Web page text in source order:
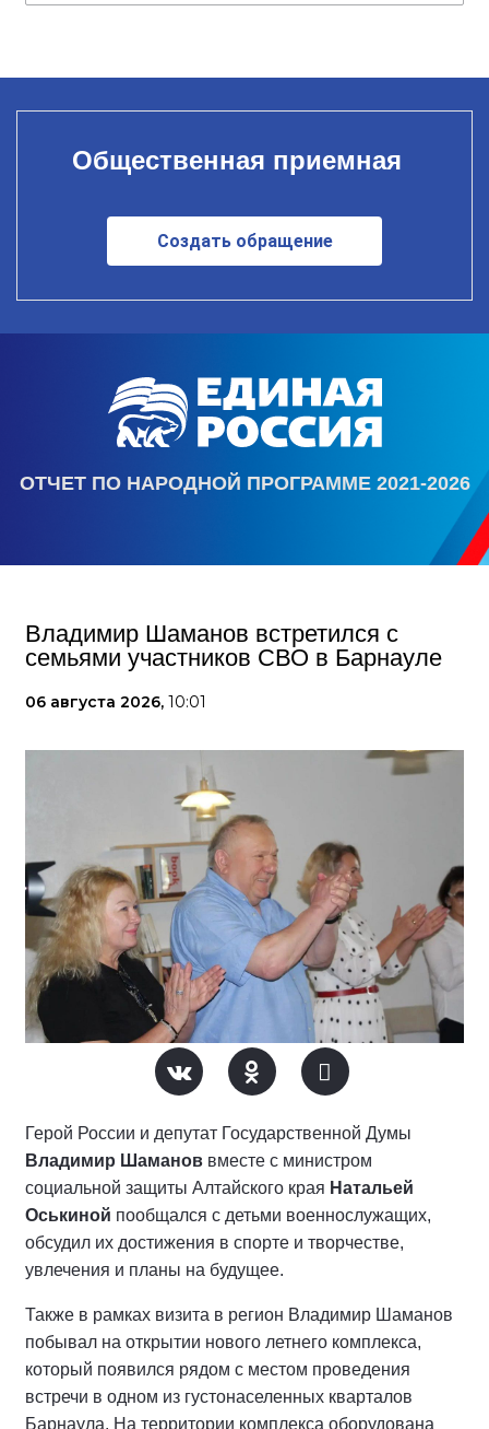
Общественная приемная
Создать обращение
ОТЧЕТ ПО НАРОДНОЙ ПРОГРАММЕ 2021-2026
Владимир Шаманов встретился с
семьями участников СВО в Барнауле
06 августа 2026, 10:01
Герой России и депутат Государственной Думы
Владимир Шаманов вместе с министром
социальной защиты Алтайского края Натальей
Оськиной пообщался с детьми военнослужащих,
обсудил их достижения в спорте и творчестве,
увлечения и планы на будущее.
Также в рамках визита в регион Владимир Шаманов
побывал на открытии нового летнего комплекса,
который появился рядом с местом проведения
встречи в одном из густонаселенных кварталов
Барнаула. На территории комплекса оборудована